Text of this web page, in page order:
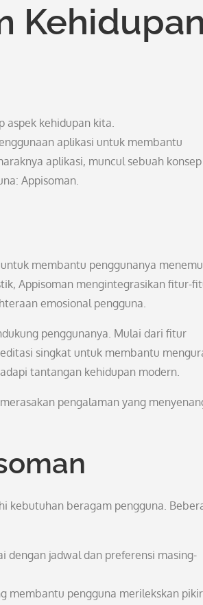
Kehidupan
aspek kehidupan kita.
aplikasi untuk membantu
aplikasi, muncul sebuah
Appisoman.
membantu penggunanya
Appisoman mengintegrasikan fitur-
emosional pengguna.
penggunanya. Mulai dari fitur
singkat untuk membantu
tantangan kehidupan modern.
pengalaman yang
kebutuhan beragam pengguna.
dengan jadwal dan preferensi masing-
membantu pengguna merilekskan